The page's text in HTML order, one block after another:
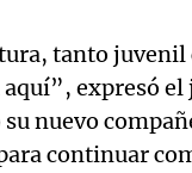
tanto juvenil
expresó el
nuevo
continuar